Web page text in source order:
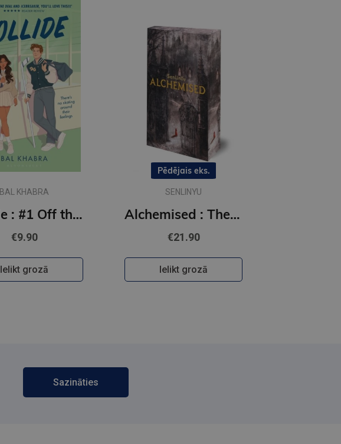
BAL KHABRA
Collide : #1 Off the Ice series
€9.90
Ielikt grozā
Pēdējais eks.
SENLINYU
Alchemised : The global fantasy sensation with exclusive features
€21.90
Ielikt grozā
Sazināties